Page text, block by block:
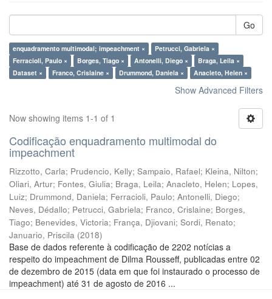
Go
enquadramento multimodal; impeachment ×
Petrucci, Gabriela ×
Ferracioli, Paulo ×
Borges, Tiago × Antonelli, Diego ×
Braga, Leila ×
Dataset ×
Franco, Crislaine × Drummond, Daniela × Anacleto, Helen ×
Show Advanced Filters
Now showing items 1-1 of 1
Codificação enquadramento multimodal do
impeachment
Rizzotto, Carla; Prudencio, Kelly; Sampaio, Rafael; Kleina, Nilton;
Oliari, Artur; Fontes, Giulia; Braga, Leila; Anacleto, Helen; Lopes,
Luiz; Drummond, Daniela; Ferracioli, Paulo; Antonelli, Diego;
Neves, Dédallo; Petrucci, Gabriela; Franco, Crislaine; Borges,
Tiago; Benevides, Victoria; França, Djiovani; Sordi, Renato;
Januario, Priscila (2018)
Base de dados referente à codificação de 2202 notícias a
respeito do impeachment de Dilma Rousseff, publicadas entre 02
de dezembro de 2015 (data em que foi instaurado o processo de
impeachment) até 31 de agosto de 2016 ...